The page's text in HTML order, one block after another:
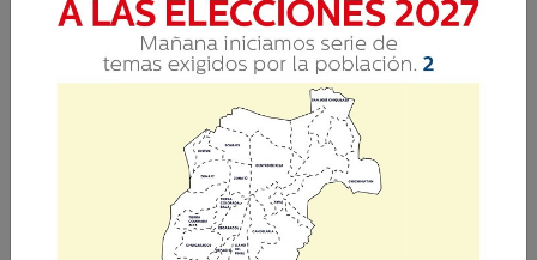
emprendimiento con sello
quetzalteco
15 Diciembre 2019 14:05